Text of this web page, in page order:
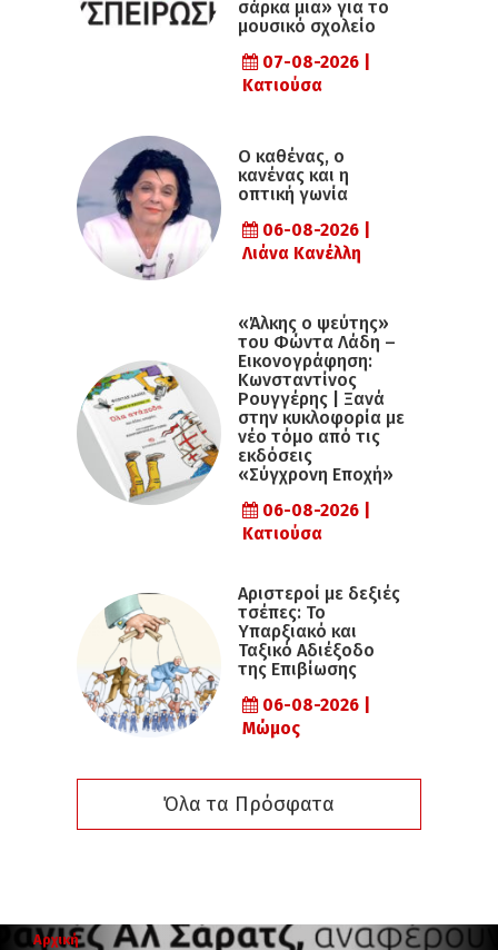
σάρκα μια» για το
μουσικό σχολείο
07-08-2026 |
Κατιούσα
Ο καθένας, ο
κανένας και η
οπτική γωνία
06-08-2026 |
Λιάνα Κανέλλη
«Άλκης ο ψεύτης»
του Φώντα Λάδη –
Εικονογράφηση:
Κωνσταντίνος
Ρουγγέρης | Ξανά
στην κυκλοφορία με
νέο τόμο από τις
εκδόσεις
«Σύγχρονη Εποχή»
06-08-2026 |
Κατιούσα
Αριστεροί με δεξιές
τσέπες: Το
Υπαρξιακό και
Ταξικό Αδιέξοδο
της Επιβίωσης
06-08-2026 |
Μώμος
Όλα τα Πρόσφατα
Αρχική